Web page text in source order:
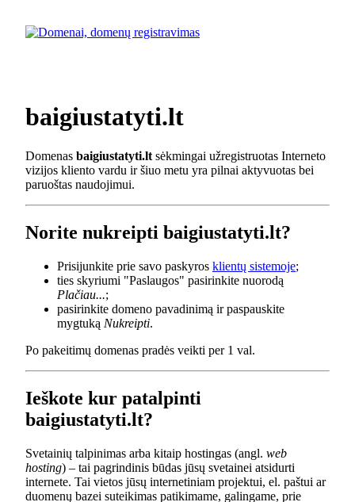
baigiustatyti.lt
Domenas baigiustatyti.lt sėkmingai užregistruotas Interneto
vizijos kliento vardu ir šiuo metu yra pilnai aktyvuotas bei
paruoštas naudojimui.
Norite nukreipti baigiustatyti.lt?
Prisijunkite prie savo paskyros klientų sistemoje;
ties skyriumi "Paslaugos" pasirinkite nuorodą
Plačiau...;
pasirinkite domeno pavadinimą ir paspauskite
mygtuką Nukreipti.
Po pakeitimų domenas pradės veikti per 1 val.
Ieškote kur patalpinti
baigiustatyti.lt?
Svetainių talpinimas arba kitaip hostingas (angl. web
hosting) – tai pagrindinis būdas jūsų svetainei atsidurti
internete. Tai vietos jūsų internetiniam projektui, el. paštui ar
duomenų bazei suteikimas patikimame, galingame, prie